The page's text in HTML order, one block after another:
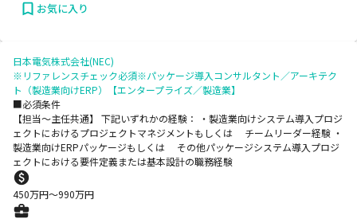
お気に入り
日本電気株式会社(NEC)
※リファレンスチェック必須※パッケージ導入コンサルタント／アーキテク
ト（製造業向けERP）【エンタープライズ／製造業】
■必須条件
【担当～主任共通】 下記いずれかの経験： ・製造業向けシステム導入プロジ
ェクトにおけるプロジェクトマネジメントもしくは チームリーダー経験 ・
製造業向けERPパッケージもしくは その他パッケージシステム導入プロジ
ェクトにおける要件定義または基本設計の職務経験
450万円〜990万円